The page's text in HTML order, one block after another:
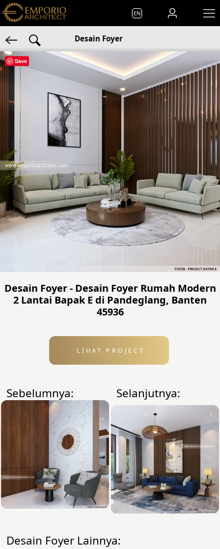
EN
Desain Foyer
Desain Foyer - Desain Foyer Rumah Modern
2 Lantai Bapak E di Pandeglang, Banten
45936
LIHAT PROJECT
Sebelumnya: Selanjutnya:
Desain Foyer Lainnya:
Save